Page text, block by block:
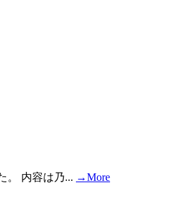
。 内容は乃... →More